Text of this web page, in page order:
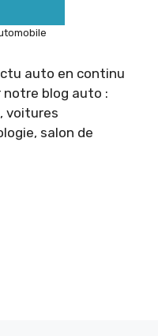
auto en continu
blog auto :
voitures
salon de